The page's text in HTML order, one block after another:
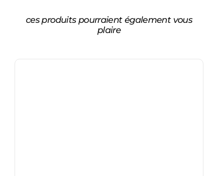
ces produits pourraient également vous
plaire